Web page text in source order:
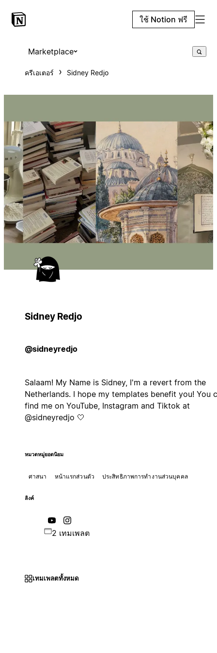
ใช้ Notion ฟรี
Marketplace
ครีเอเตอร์ Sidney Redjo
Sidney Redjo
@sidneyredjo
Salaam! My Name is Sidney, I'm a revert from the
Netherlands. I hope my templates benefit you! You
find me on YouTube, Instagram and Tiktok at
@sidneyredjo 🤍
หมวดหมู่ยอดนิยม
ศาสนา หน้าแรกส่วนตัว ประสิทธิภาพการทำงานส่วนบุคคล
ลิงค์
2 เทมเพลต
เทมเพลตทั้งหมด